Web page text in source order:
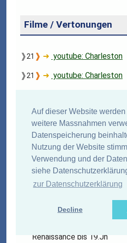
Auf dieser Website
weitere Massnahmen
Datenspeicherung
Nutzung der Website
Verwendung und der
siehe
zur Datenschutzerklärung
Decline
Filme / Vertonungen
❱21 ❱ ➜ youtube: Charleston
❱21 ❱ ➜ youtube: Charleston
21❱➜youtube: Dancin' the
Schmankerl
Wikipedia-Artikel
de-wikipedia-org-wiki-
Renaissance bis 19.Jh